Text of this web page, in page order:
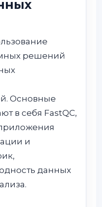
решений
Основные
в себя FastQC,
и
данных